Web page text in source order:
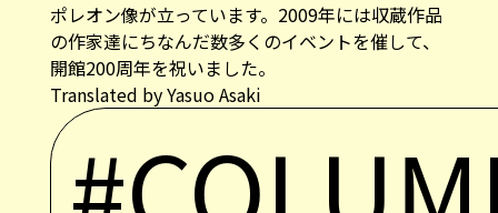
ポレオン像が立っています。2009年には収蔵作品
の作家達にちなんだ数多くのイベントを催して、
開館200周年を祝いました。
Translated by Yasuo Asaki